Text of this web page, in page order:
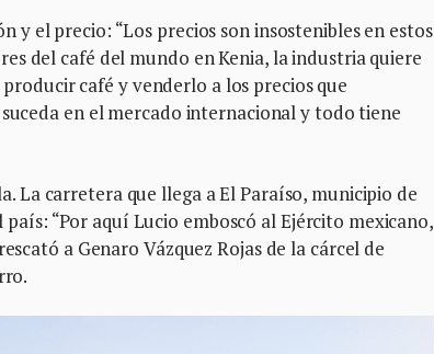
y el precio: “Los precios son insostenibles en estos
del café del mundo en Kenia, la industria quiere
café y venderlo a los precios que
en el mercado internacional y todo tiene
La carretera que llega a El Paraíso, municipio de
“Por aquí Lucio emboscó al Ejército mexicano,
a Genaro Vázquez Rojas de la cárcel de